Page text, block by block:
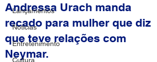
Lançamentos
Notícias
Entretenimento
Cultura
Andressa Urach manda
recado para mulher que diz
que teve relações com
Neymar.